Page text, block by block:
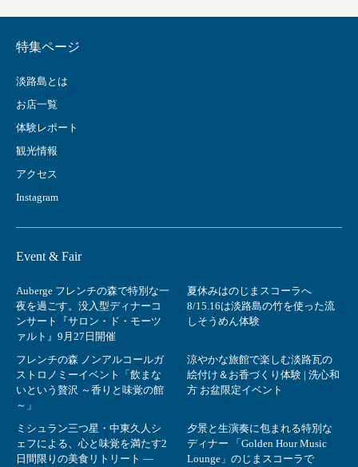
特集ページ
淡路島とは
お店一覧
体験レポート
観光情報
アクセス
Instagram
Event & Fair
Auberge フレンチの森で特別な一
夜を過ごす。没入型ディナーコ
ンサート『サロン・ド・モーツ
ァルト』9月27日開催
夏休みはのじまスコーラへ
8/15.16は淡路島の竹を使った流
しそうめん体験
フレンチの森 ノンアルコールガ
ストロノミーイベント「飲まな
いという贅沢 ～香りと味覚の館
～」
涼やかな旅館で楽しむ淡路瓦の
絵付け＆お香づくり体験 | 洗心和
方 お盆限定イベント
ミシュラン三つ星・中東久人シ
ェフによる、心と味覚を満たす2
日間限りの美食リトリート ―
夕景と生演奏に包まれる特別な
ディナー 「Golden Hour Music
Lounge」のじまスコーラで